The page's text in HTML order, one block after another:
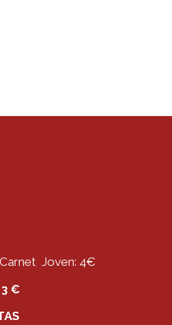
Joven: 4€
3 €